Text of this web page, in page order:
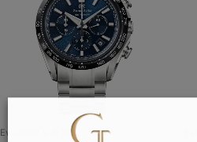
Evolution 9 系列